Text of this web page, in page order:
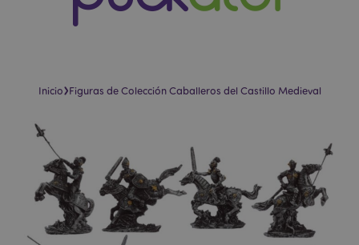
Inicio›Figuras de Colección Caballeros del Castillo Medieval
Saltar
galería
imágenes
Saltar
comienzo
galería
imágenes